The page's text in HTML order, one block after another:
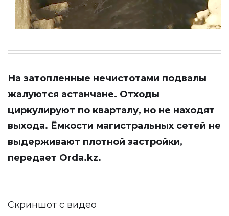
На затопленные нечистотами подвалы
жалуются астанчане. Отходы
циркулируют по кварталу, но не находят
выхода. Ёмкости магистральных сетей не
выдерживают плотной застройки,
передает Orda.kz.
Скриншот с видео